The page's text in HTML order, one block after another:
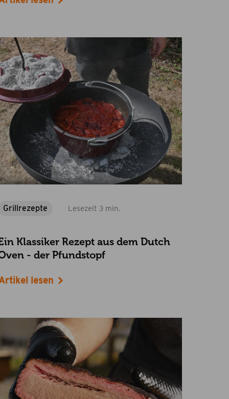
Grillrezepte Lesezeit 3 min.
Klassiker Rezept aus dem Dutch
- der Pfundstopf
lesen